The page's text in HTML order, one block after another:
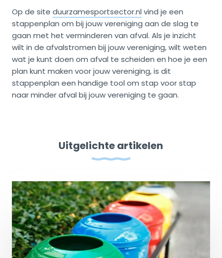
Op de site duurzamesportsector.nl vind je een
stappenplan om bij jouw vereniging aan de slag te
gaan met het verminderen van afval. Als je inzicht
wilt in de afvalstromen bij jouw vereniging, wilt weten
wat je kunt doen om afval te scheiden en hoe je een
plan kunt maken voor jouw vereniging, is dit
stappenplan een handige tool om stap voor stap
naar minder afval bij jouw vereniging te gaan.
Uitgelichte artikelen